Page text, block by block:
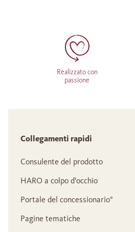
Realizzato con
passione
Collegamenti rapidi
Consulente del prodotto
HARO a colpo d'occhio
Portale del concessionario°
Pagine tematiche